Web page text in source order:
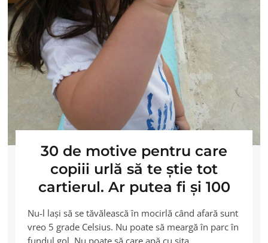
30 de motive pentru care
copiii urlă să te ştie tot
cartierul. Ar putea fi şi 100
Nu-l laşi să se tăvălească în mocirlă când afară sunt
vreo 5 grade Celsius. Nu poate să meargă în parc în
fundul gol. Nu poate să care apă cu sita.